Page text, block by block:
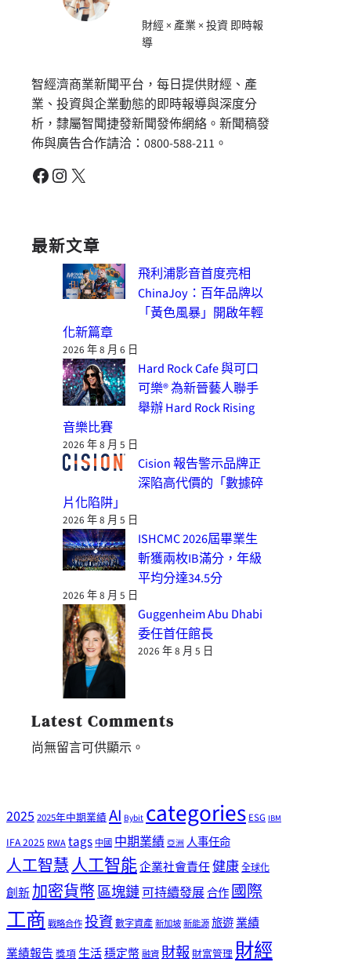
財經 × 產業 × 投資 即時報
導
智經濟商業新聞平台，每日提供財經、產
業、投資與企業動態的即時報導與深度分
析，隸屬智聞捷發新聞發佈網絡。新聞稿發
佈與廣告合作請洽：0800-588-211。
Facebook Instagram X
最新文章
飛利浦影音首度亮相
ChinaJoy：百年品牌以
「黃色風暴」開啟年輕
化新篇章
2026 年 8 月 6 日
Hard Rock Cafe 與可口
可樂® 為新晉藝人聯手
舉辦 Hard Rock Rising
音樂比賽
2026 年 8 月 5 日
Cision 報告警示品牌正
深陷高代價的「數據碎
片化陷阱」
2026 年 8 月 5 日
ISHCMC 2026屆畢業生
斬獲兩枚IB滿分，年級
平均分達34.5分
2026 年 8 月 5 日
Guggenheim Abu Dhabi
委任首任館長
2026 年 8 月 5 日
Latest Comments
尚無留言可供顯示。
2025 2025年中期業績AI Bybitcategories ESG IBM
IFA 2025 RWAtags 中國 中期業績 亞洲 人事任命
人工智慧人工智能企業社會責任健康全球化
創新加密貨幣區塊鏈可持續發展合作國際
工商 戰略合作投資數字資產新加坡新能源旅遊業績
業績報告 獎項生活穩定幣融資 財報 財富管理 財經